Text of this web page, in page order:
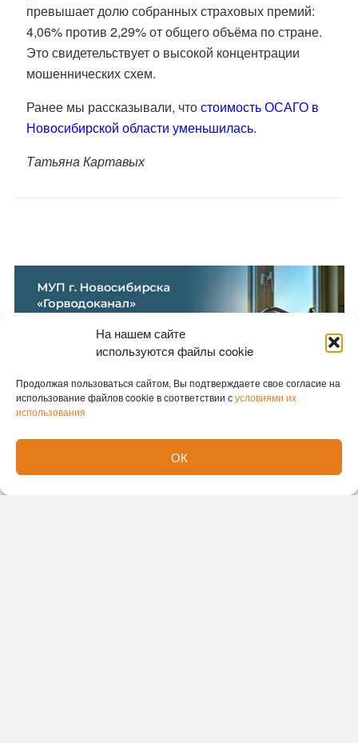
На нашем сайте
используются файлы cookie
Продолжая пользоваться сайтом, Вы подтверждаете свое согласие на
использование файлов cookie в соответствии сусловиями их
использования
ОК
превышает долю собранных страховых премий:
4,06% против 2,29% от общего объёма по стране.
Это свидетельствует о высокой концентрации
мошеннических схем.
Ранее мы рассказывали, чтостоимость ОСАГО в
Новосибирской области уменьшилась.
Татьяна Картавых